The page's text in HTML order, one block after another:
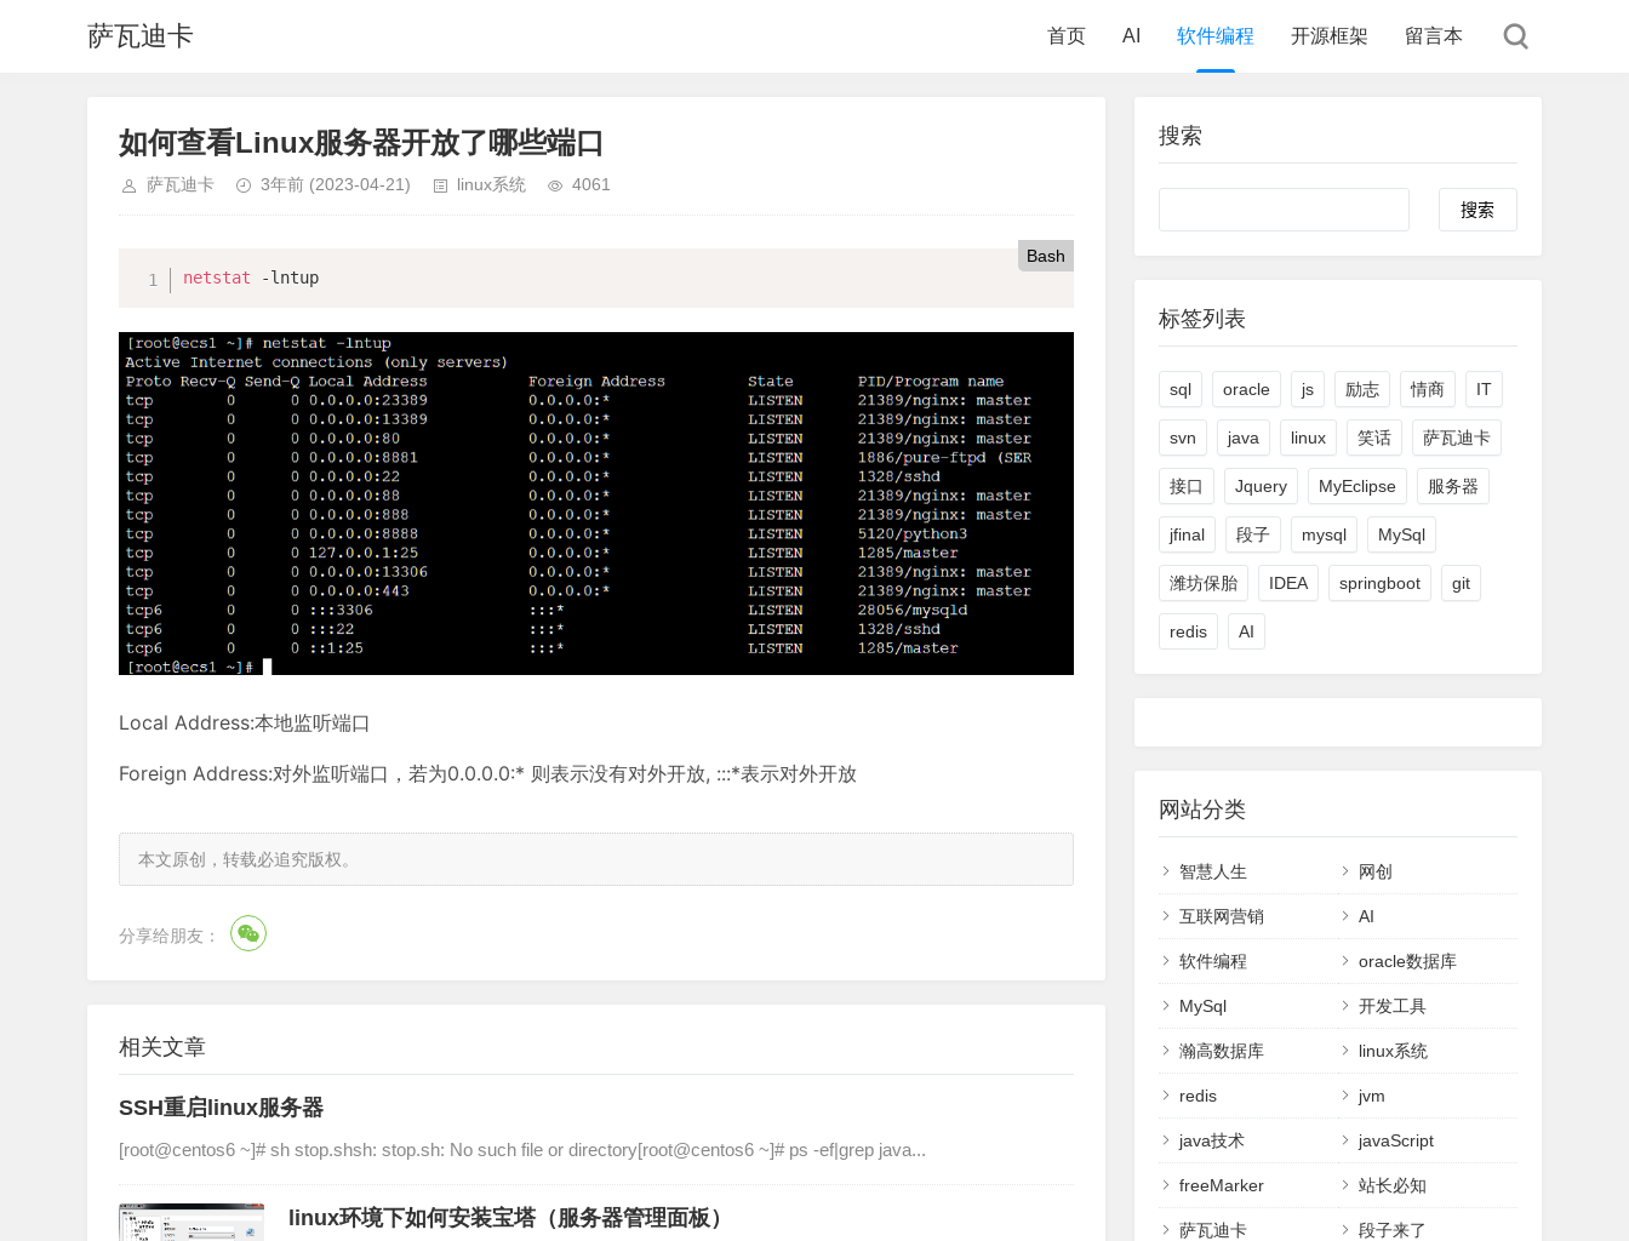
萨瓦迪卡 首页 AI 软件编程 开源框架 留言本
如何查看Linux服务器开放了哪些端口
萨瓦迪卡 3年前 (2023-04-21) linux系统 4061
Bash
netstat -lntup
Local Address:本地监听端口
Foreign Address:对外监听端口，若为0.0.0.0:* 则表示没有对外开放, :::*表示对外开放
本文原创，转载必追究版权。
分享给朋友：
相关文章
SSH重启linux服务器
[root@centos6 ~]# sh stop.shsh: stop.sh: No such file or directory[root@centos6 ~]# ps -ef|grep java...
linux环境下如何安装宝塔（服务器管理面板）
搜索
Search
标签列表
sql oracle js 励志 情商 IT
svn java linux 笑话 萨瓦迪卡
接口 Jquery MyEclipse 服务器
jfinal 段子 mysql MySql
潍坊保胎 IDEA springboot git
redis AI
网站分类
智慧人生 网创
互联网营销 AI
软件编程 oracle数据库
MySql 开发工具
瀚高数据库 linux系统
redis jvm
java技术 javaScript
freeMarker 站长必知
萨瓦迪卡 段子来了